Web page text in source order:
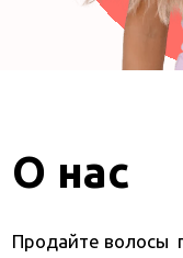
О нас
Продайте волосы